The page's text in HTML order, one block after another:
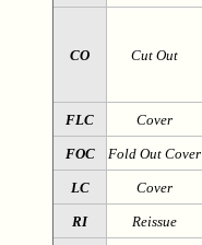
CO Cut Out
FLC Cover
FOC Fold Out Cover
LC Cover
RI Reissue